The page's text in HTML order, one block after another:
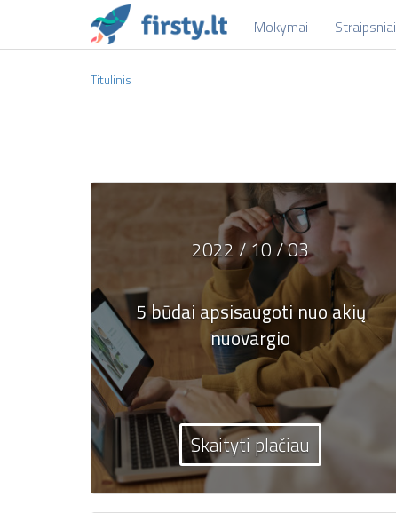
Mokymai Straipsniai
Titulinis
2022 / 10 / 03
5 būdai apsisaugoti nuo akių
nuovargio
Skaityti plačiau